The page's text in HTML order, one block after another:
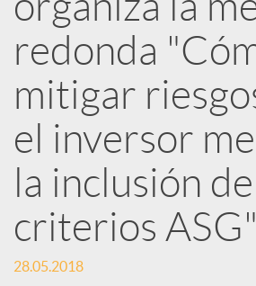
d
e
s
S
o
redonda
mitigar
el inversor
la inclusión de
criterios ASG"
28.05.2018